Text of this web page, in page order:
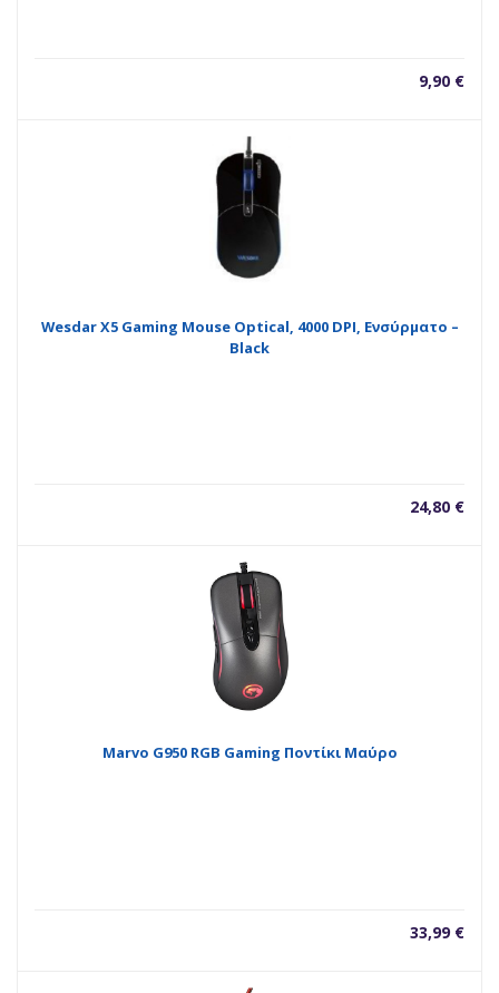
9,90 €
Wesdar X5 Gaming Mouse Optical, 4000 DPI, Ενσύρματο –
Black
24,80 €
Marvo G950 RGB Gaming Ποντίκι Μαύρο
33,99 €